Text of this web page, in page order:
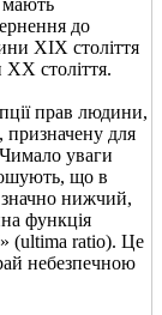
до
XIX століття
століття.
прав людини,
призначену для
уваги
що в
значно нижчий,
функція
(ultima ratio). Це
небезпечною